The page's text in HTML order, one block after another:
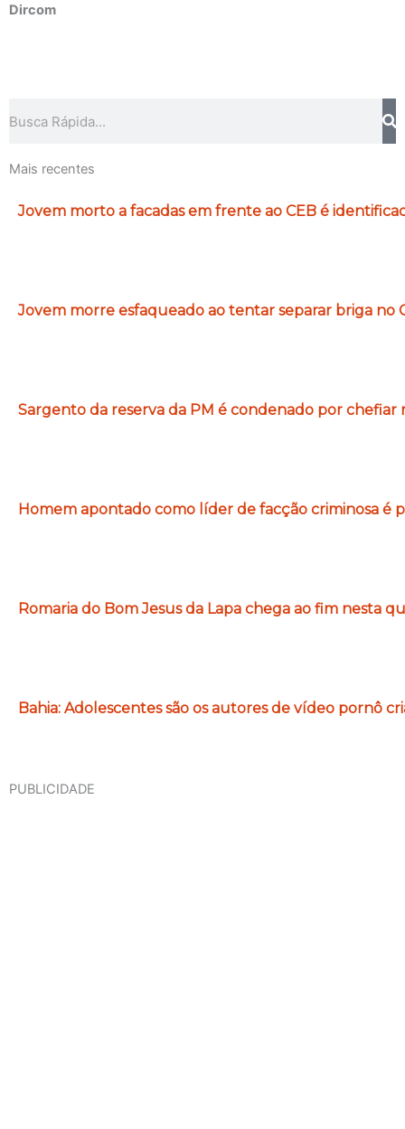
Dircom
Mais recentes
Jovem morto a facadas em frente ao CEB é
Jovem morre esfaqueado ao tentar separar briga no
Sargento da reserva da PM é condenado por chefiar
Homem apontado como líder de facção criminosa é
Romaria do Bom Jesus da Lapa chega ao fim nesta
Bahia: Adolescentes são os autores de vídeo pornô
PUBLICIDADE